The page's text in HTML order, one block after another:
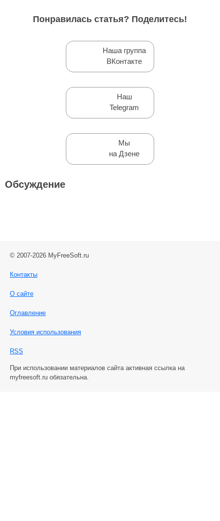
Понравилась статья? Поделитесь!
Наша группа
ВКонтакте
Наш
Telegram
Мы
на Дзене
Обсуждение
© 2007-2026 MyFreeSoft.ru
Контакты
О сайте
Оглавление
Условия использования
RSS
При использовании материалов сайта активная ссылка на
myfreesoft.ru обязательна.